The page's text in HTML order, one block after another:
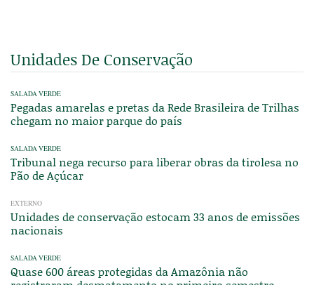
Unidades De Conservação
SALADA VERDE
Pegadas amarelas e pretas da Rede Brasileira de Trilhas
chegam no maior parque do país
SALADA VERDE
Tribunal nega recurso para liberar obras da tirolesa no
Pão de Açúcar
EXTERNO
Unidades de conservação estocam 33 anos de emissões
nacionais
SALADA VERDE
Quase 600 áreas protegidas da Amazônia não